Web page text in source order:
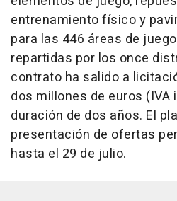
entrenamiento físico y
para las 446 áreas de
repartidas por los once
contrato ha salido a
dos millones de euros (IVA
duración de dos años. El
presentación de ofertas
hasta el 29 de julio.